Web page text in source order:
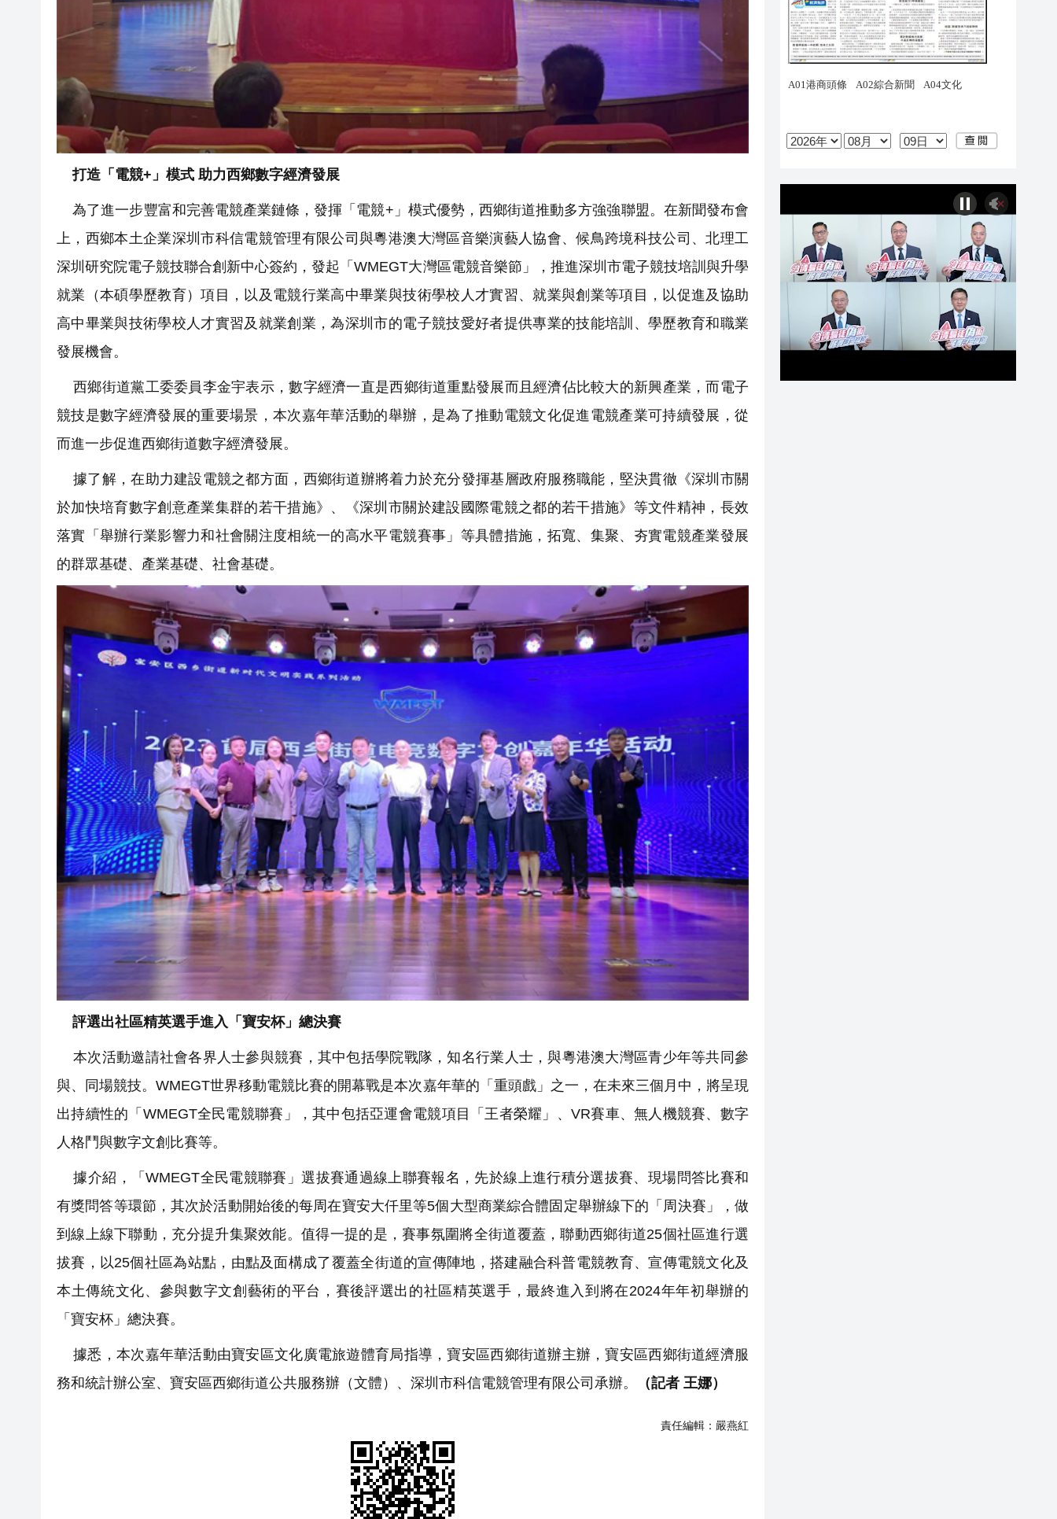
打造「電競+」模式 助力西鄉數字經濟發展
為了進一步豐富和完善電競產業鏈條，發揮「電競+」模式優勢，西鄉街道推動多方強強聯盟。在新聞發布會
上，西鄉本土企業深圳市科信電競管理有限公司與粵港澳大灣區音樂演藝人協會、候鳥跨境科技公司、北理工
深圳研究院電子競技聯合創新中心簽約，發起「WMEGT大灣區電競音樂節」，推進深圳市電子競技培訓與升學
就業（本碩學歷教育）項目，以及電競行業高中畢業與技術學校人才實習、就業與創業等項目，以促進及協助
高中畢業與技術學校人才實習及就業創業，為深圳市的電子競技愛好者提供專業的技能培訓、學歷教育和職業
發展機會。
西鄉街道黨工委委員李金宇表示，數字經濟一直是西鄉街道重點發展而且經濟佔比較大的新興產業，而電子
競技是數字經濟發展的重要場景，本次嘉年華活動的舉辦，是為了推動電競文化促進電競產業可持續發展，從
而進一步促進西鄉街道數字經濟發展。
據了解，在助力建設電競之都方面，西鄉街道辦將着力於充分發揮基層政府服務職能，堅決貫徹《深圳市關
於加快培育數字創意產業集群的若干措施》、《深圳市關於建設國際電競之都的若干措施》等文件精神，長效
落實「舉辦行業影響力和社會關注度相統一的高水平電競賽事」等具體措施，拓寬、集聚、夯實電競產業發展
的群眾基礎、產業基礎、社會基礎。
評選出社區精英選手進入「寶安杯」總決賽
本次活動邀請社會各界人士參與競賽，其中包括學院戰隊，知名行業人士，與粵港澳大灣區青少年等共同參
與、同場競技。WMEGT世界移動電競比賽的開幕戰是本次嘉年華的「重頭戲」之一，在未來三個月中，將呈現
出持續性的「WMEGT全民電競聯賽」，其中包括亞運會電競項目「王者榮耀」、VR賽車、無人機競賽、數字
人格鬥與數字文創比賽等。
據介紹，「WMEGT全民電競聯賽」選拔賽通過線上聯賽報名，先於線上進行積分選拔賽、現場問答比賽和
有獎問答等環節，其次於活動開始後的每周在寶安大仟里等5個大型商業綜合體固定舉辦線下的「周決賽」，做
到線上線下聯動，充分提升集聚效能。值得一提的是，賽事氛圍將全街道覆蓋，聯動西鄉街道25個社區進行選
拔賽，以25個社區為站點，由點及面構成了覆蓋全街道的宣傳陣地，搭建融合科普電競教育、宣傳電競文化及
本土傳統文化、參與數字文創藝術的平台，賽後評選出的社區精英選手，最終進入到將在2024年年初舉辦的
「寶安杯」總決賽。
據悉，本次嘉年華活動由寶安區文化廣電旅遊體育局指導，寶安區西鄉街道辦主辦，寶安區西鄉街道經濟服
務和統計辦公室、寶安區西鄉街道公共服務辦（文體）、深圳市科信電競管理有限公司承辦。
（記者 王娜）
責任編輯： 嚴燕紅